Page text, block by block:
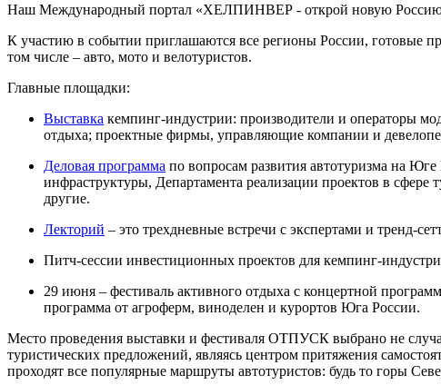
Наш Международный портал «ХЕЛПИНВЕР - открой новую
К участию в событии приглашаются все регионы России, готовые
том числе – авто, мото и велотуристов.
Главные площадки:
Выставка кемпинг-индустрии: производители и операторы
отдыха; проектные фирмы, управляющие компании и
Деловая программа по вопросам развития автотуризма на
инфраструктуры, Департамента реализации проектов в
другие.
Лекторий – это трехдневные встречи с экспертами и тренд-
Питч-сессии инвестиционных проектов для кемпинг-
29 июня – фестиваль активного отдыха с концертной
программа от агроферм, виноделен и курортов Юга России.
Место проведения выставки и фестиваля ОТПУСК выбрано не
туристических предложений, являясь центром притяжения
проходят все популярные маршруты автотуристов: будь то горы